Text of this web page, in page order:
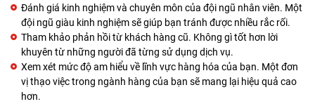
Đánh giá kinh nghiệm và chuyên môn của đội ngũ nhân viên. Một
đội ngũ giàu kinh nghiệm sẽ giúp bạn tránh được nhiều rắc rối.
Tham khảo phản hồi từ khách hàng cũ. Không gì tốt hơn lời
khuyên từ những người đã từng sử dụng dịch vụ.
Xem xét mức độ am hiểu về lĩnh vực hàng hóa của bạn. Một đơn
vị thạo việc trong ngành hàng của bạn sẽ mang lại hiệu quả cao
hơn.